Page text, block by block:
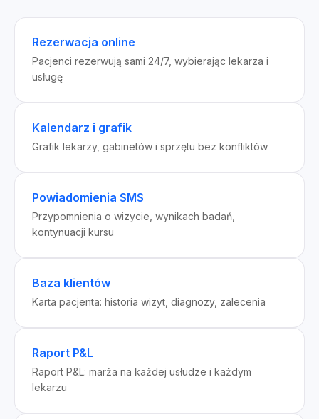
Rezerwacja online
Pacjenci rezerwują sami 24/7, wybierając lekarza i
usługę
Kalendarz i grafik
Grafik lekarzy, gabinetów i sprzętu bez konfliktów
Powiadomienia SMS
Przypomnienia o wizycie, wynikach badań,
kontynuacji kursu
Baza klientów
Karta pacjenta: historia wizyt, diagnozy, zalecenia
Raport P&L
Raport P&L: marża na każdej usłudze i każdym
lekarzu